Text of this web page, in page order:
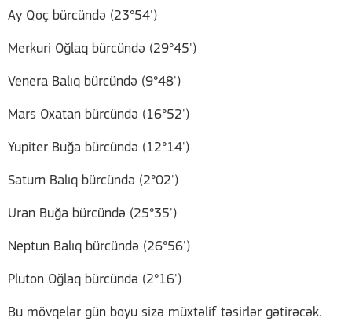
Ay Qoç bürcündə (23°54')
Merkuri Oğlaq bürcündə (29°45')
Venera Balıq bürcündə (9°48')
Mars Oxatan bürcündə (16°52')
Yupiter Buğa bürcündə (12°14')
Saturn Balıq bürcündə (2°02')
Uran Buğa bürcündə (25°35')
Neptun Balıq bürcündə (26°56')
Pluton Oğlaq bürcündə (2°16')
Bu mövqelər gün boyu sizə müxtəlif təsirlər gətirəcək.